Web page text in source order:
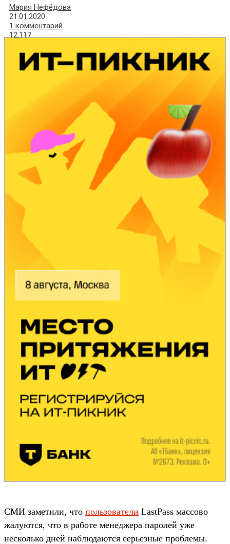
Мария Нефёдова
21.01.2020
1 комментарий
12,117
СМИ заметили, что пользователи LastPass массово
жалуются, что в работе менеджера паролей уже
несколько дней наблюдаются серьезные проблемы.